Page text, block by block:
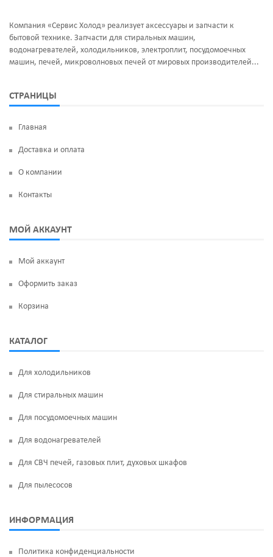
Компания «Сервис Холод» реализует аксессуары и запчасти к
бытовой технике. Запчасти для стиральных машин,
водонагревателей, холодильников, электроплит, посудомоечных
машин, печей, микроволновых печей от мировых производителей...
СТРАНИЦЫ
Главная
Доставка и оплата
О компании
Контакты
МОЙ АККАУНТ
Мой аккаунт
Оформить заказ
Корзина
КАТАЛОГ
Для холодильников
Для стиральных машин
Для посудомоечных машин
Для водонагревателей
Для СВЧ печей, газовых плит, духовых шкафов
Для пылесосов
ИНФОРМАЦИЯ
Политика конфиденциальности